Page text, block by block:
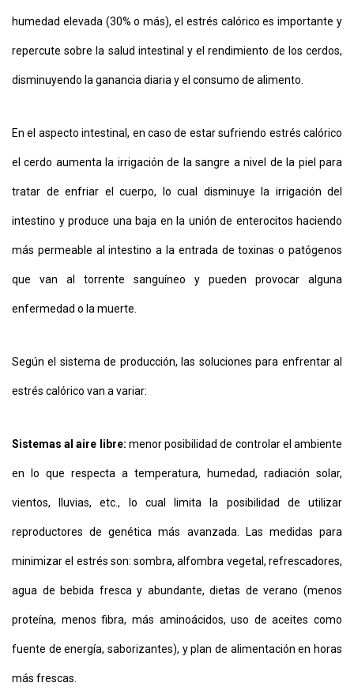
humedad elevada (30% o más), el estrés calórico es importante y
repercute sobre la salud intestinal y el rendimiento de los cerdos,
disminuyendo la ganancia diaria y el consumo de alimento.
En el aspecto intestinal, en caso de estar sufriendo estrés calórico
el cerdo aumenta la irrigación de la sangre a nivel de la piel para
tratar de enfriar el cuerpo, lo cual disminuye la irrigación del
intestino y produce una baja en la unión de enterocitos haciendo
más permeable al intestino a la entrada de toxinas o patógenos
que van al torrente sanguíneo y pueden provocar alguna
enfermedad o la muerte.
Según el sistema de producción, las soluciones para enfrentar al
estrés calórico van a variar:
Sistemas al aire libre: menor posibilidad de controlar el ambiente
en lo que respecta a temperatura, humedad, radiación solar,
vientos, lluvias, etc., lo cual limita la posibilidad de utilizar
reproductores de genética más avanzada. Las medidas para
minimizar el estrés son: sombra, alfombra vegetal, refrescadores,
agua de bebida fresca y abundante, dietas de verano (menos
proteína, menos fibra, más aminoácidos, uso de aceites como
fuente de energía, saborizantes), y plan de alimentación en horas
más frescas.